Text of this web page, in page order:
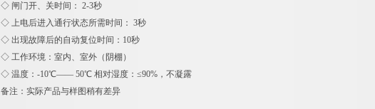
◇ 闸门开、关时间： 2-3秒
◇ 上电后进入通行状态所需时间： 3秒
◇ 出现故障后的自动复位时间：10秒
◇ 工作环境：室内、室外（阴棚）
◇ 温度：-10℃—— 50℃ 相对湿度：≤90%，不凝露
备注：实际产品与样图稍有差异